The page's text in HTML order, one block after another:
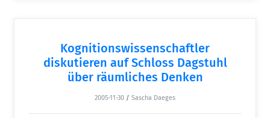
Kognitionswissenschaftler
diskutieren auf Schloss Dagstuhl
über räumliches Denken
2005-11-30 / Sascha Daeges